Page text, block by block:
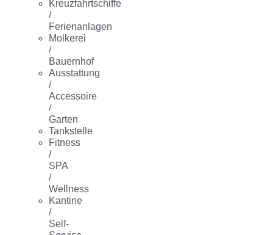
Kreuzfahrtschiffe
/
Ferienanlagen
Molkerei
/
Bauernhof
Ausstattung
/
Accessoire
/
Garten
Tankstelle
Fitness
/
SPA
/
Wellness
Kantine
/
Self-